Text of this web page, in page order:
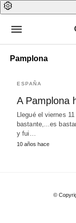
Pamplona
ESPAÑA
A Pamplona
Llegué el viernes
bastante,...es
y fui…
10 años hace
©